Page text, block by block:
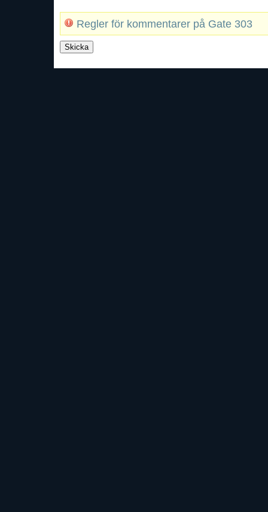
Regler för kommentarer på Gate 303